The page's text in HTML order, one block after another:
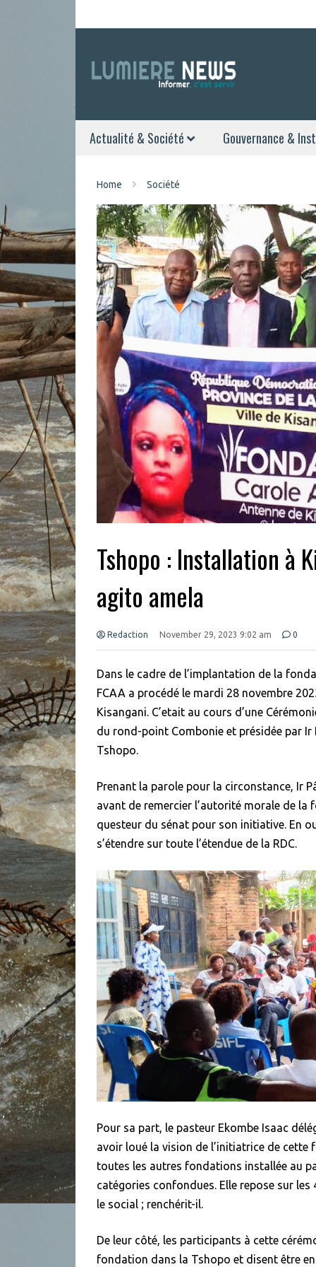
Actualité & Société Gouvernance &
Home Société
Tshopo : Installation à
agito amela
Redaction November 29, 2023 9:02 am 0
Dans le cadre de l’implantation de la
FCAA a procédé le mardi 28 novembre
Kisangani. C’etait au cours d’une
du rond-point Combonie et présidée par
Tshopo.
Prenant la parole pour la circonstance, Ir
avant de remercier l’autorité morale de la
questeur du sénat pour son initiative. En
s’étendre sur toute l’étendue de la RDC.
Pour sa part, le pasteur Ekombe Isaac
avoir loué la vision de l’initiatrice de
toutes les autres fondations installée au
catégories confondues. Elle repose sur
le social ; renchérit-il.
De leur côté, les participants à cette
fondation dans la Tshopo et disent être